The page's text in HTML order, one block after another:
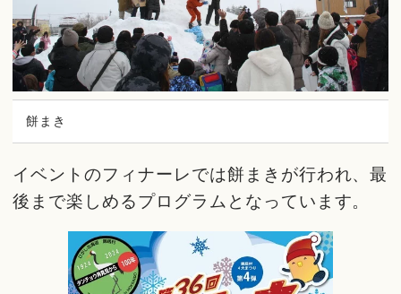
餅まき
イベントのフィナーレでは餅まきが行われ、最
後まで楽しめるプログラムとなっています。